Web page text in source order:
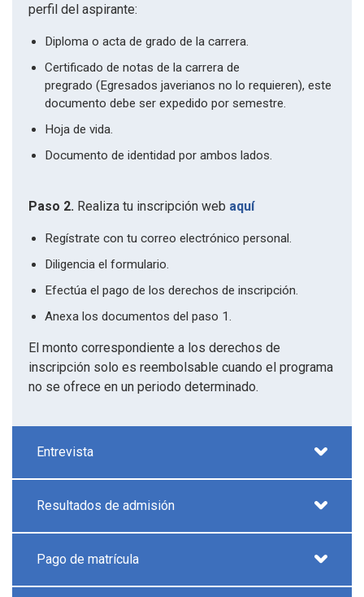
perfil del aspirante:
Diploma o acta de grado de la carrera.
Certificado de notas de la carrera de
pregrado (Egresados javerianos no lo requieren), este
documento debe ser expedido por semestre.
Hoja de vida.
Documento de identidad por ambos lados.
Paso 2. Realiza tu inscripción web aquí
Regístrate con tu correo electrónico personal.
Diligencia el formulario.
Efectúa el pago de los derechos de inscripción.
Anexa los documentos del paso 1.
El monto correspondiente a los derechos de
inscripción solo es reembolsable cuando el programa
no se ofrece en un periodo determinado.
Entrevista
Resultados de admisión
Pago de matrícula